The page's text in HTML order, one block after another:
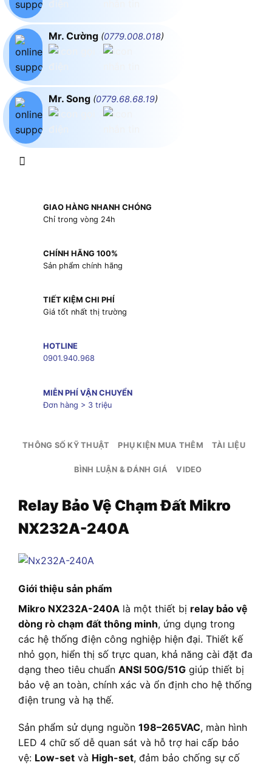
Mr. Cường (0779.008.018)
Mr. Song (0779.68.68.19)
GIAO HÀNG NHANH CHÓNG
Chỉ trong vòng 24h
CHÍNH HÃNG 100%
Sản phẩm chính hãng
TIẾT KIỆM CHI PHÍ
Giá tốt nhất thị trường
HOTLINE
0901.940.968
MIỄN PHÍ VẬN CHUYỂN
Đơn hàng > 3 triệu
THÔNG SỐ KỸ THUẬT PHỤ KIỆN MUA THÊM TÀI LIỆU
BÌNH LUẬN & ĐÁNH GIÁ VIDEO
Relay Bảo Vệ Chạm Đất Mikro
NX232A-240A
Giới thiệu sản phẩm
Mikro NX232A-240A là một thiết bị relay bảo vệ
dòng rò chạm đất thông minh, ứng dụng trong
các hệ thống điện công nghiệp hiện đại. Thiết kế
nhỏ gọn, hiển thị số trực quan, khả năng cài đặt đa
dạng theo tiêu chuẩn ANSI 50G/51G giúp thiết bị
bảo vệ an toàn, chính xác và ổn định cho hệ thống
điện trung và hạ thế.
Sản phẩm sử dụng nguồn 198–265VAC, màn hình
LED 4 chữ số dễ quan sát và hỗ trợ hai cấp bảo
vệ: Low-set và High-set, đảm bảo chống sự cố